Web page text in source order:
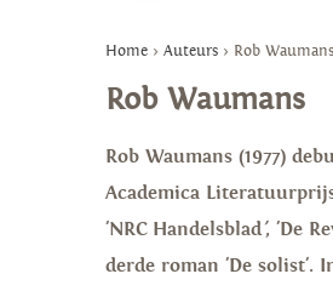
Home > Auteurs > Rob Waumans
Rob Waumans
Rob Waumans (1977)
Academica
'NRC Handelsblad, 'De
derde roman 'De solist'.